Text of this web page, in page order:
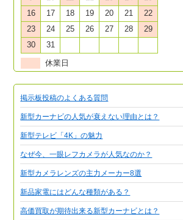
16
17 18 19 20 21
22
23
24 25 26 27 28
29
30
31
休業日
掲示板投稿のよくある質問
新型カーナビの人気が衰えない理由とは？
新型テレビ「4K」の魅力
なぜ今、一眼レフカメラが人気なのか？
新型カメラレンズの主力メーカー8選
新品家電にはどんな種類がある？
高価買取が期待出来る新型カーナビとは？